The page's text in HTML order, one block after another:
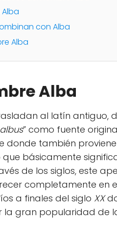
con Alba
Alba
Alba
al latín antiguo,
albus” como fuente
donde también
que básicamente
de los siglos, este
completamente en el
a finales del siglo XX
la gran popularidad de